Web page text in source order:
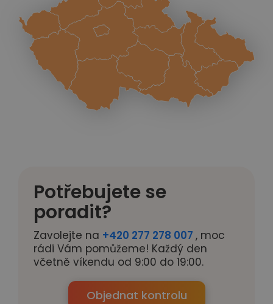
Potřebujete se
poradit?
Zavolejte na +420 277 278 007 , moc
rádi Vám pomůžeme! Každý den
včetně víkendu od 9:00 do 19:00.
Objednat kontrolu